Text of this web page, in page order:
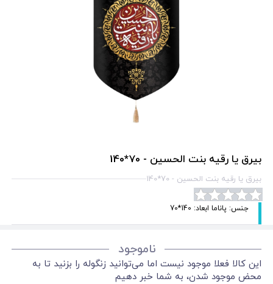
بیرق یا رقیه بنت الحسین - 70*140
بیرق یا رقیه بنت الحسین - 70*140
جنس: پاناما ابعاد: 140*70
ناموجود
این کالا فعلا موجود نیست اما می‌توانید زنگوله را بزنید تا به
محض موجود شدن، به شما خبر دهیم